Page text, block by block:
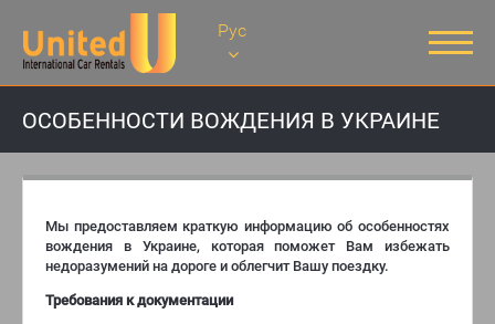
Рус
ОСОБЕННОСТИ ВОЖДЕНИЯ В УКРАИНЕ
Мы предоставляем краткую информацию об особенностях
вождения в Украине, которая поможет Вам избежать
недоразумений на дороге и облегчит Вашу поездку.
Требования к документации